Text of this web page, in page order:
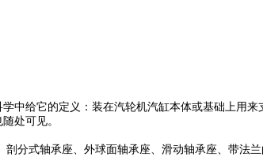
中给它的定义：装在汽轮机汽缸本体或基础上用
处可见。
分式轴承座、外球面轴承座、滑动轴承座、带法兰